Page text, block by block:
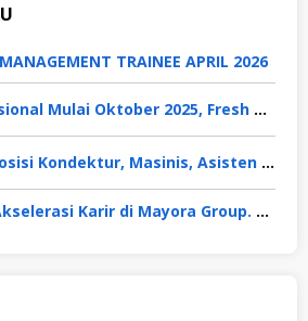
TRAINEE APRIL 2026
Magang Nasional Mulai Oktober 2025, Fresh Graduate Dapat Gaji UMP Selama 6 Bulan
Mengenal Posisi Kondektur, Masinis, Asisten PPKA, Pemeliharaan Sarana dan Prasarana, Polsuska (Polisi Khusus Kereta Api), di PT KAI
3 Program Akselerasi Karir di Mayora Group. Apa Saja? Berikut Penjelasannya